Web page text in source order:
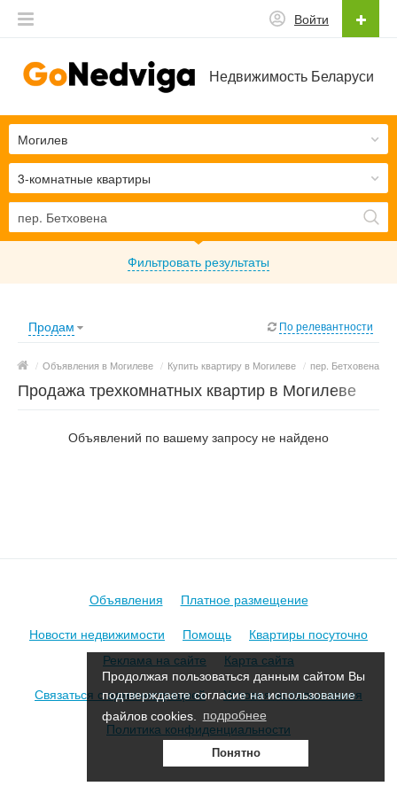
Продолжая пользоваться данным сайтом Вы
подтверждаете согласие на использование
файлов cookies.
подробнее
Понятно
Недвижимость Беларуси
Войти
3-комнатные квартиры
Могилев
Фильтровать результаты
Продам По релевантности
/ Объявления в Могилеве / Купить квартиру в Могилеве / пер. Бетховена
Продажа трехкомнатных квартир в Могилеве
Объявлений по вашему запросу не найдено
Объявления
Платное размещение
Новости недвижимости
Помощь
Квартиры посуточно
Реклама на сайте
Карта сайта
Связаться с администрацией
Условия использования
Политика конфиденциальности